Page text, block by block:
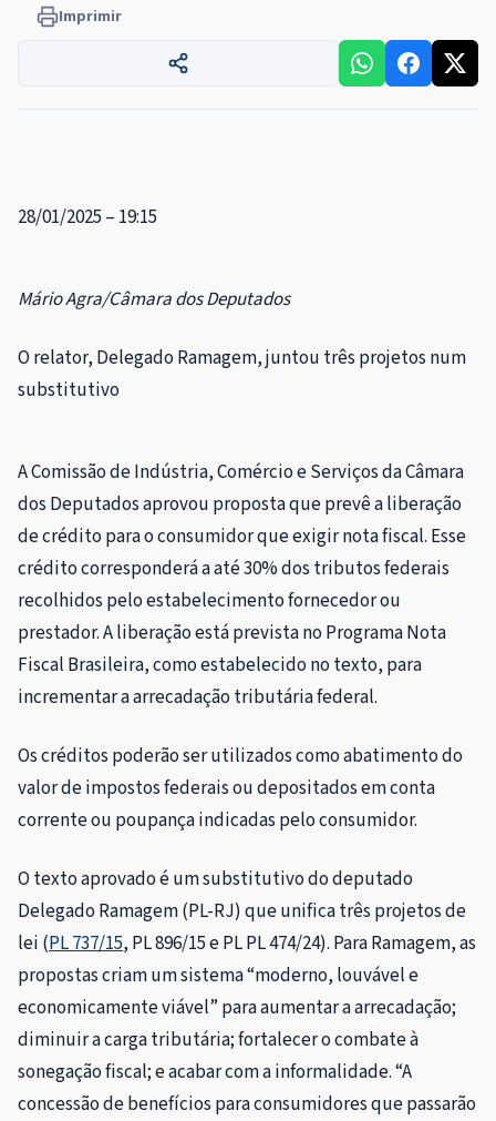
Imprimir
28/01/2025 – 19:15
Mário Agra/Câmara dos Deputados
O relator, Delegado Ramagem, juntou três projetos num
substitutivo
A Comissão de Indústria, Comércio e Serviços da Câmara
dos Deputados aprovou proposta que prevê a liberação
de crédito para o consumidor que exigir nota fiscal. Esse
crédito corresponderá a até 30% dos tributos federais
recolhidos pelo estabelecimento fornecedor ou
prestador. A liberação está prevista no Programa Nota
Fiscal Brasileira, como estabelecido no texto, para
incrementar a arrecadação tributária federal.
Os créditos poderão ser utilizados como abatimento do
valor de impostos federais ou depositados em conta
corrente ou poupança indicadas pelo consumidor.
O texto aprovado é umsubstitutivodo deputado
Delegado Ramagem (PL-RJ) que unifica três projetos de
lei (PL 737/15, PL 896/15 e PL PL 474/24). Para Ramagem, as
propostas criam um sistema “moderno, louvável e
economicamente viável” para aumentar a arrecadação;
diminuir a carga tributária; fortalecer o combate à
sonegação fiscal; e acabar com a informalidade. “A
concessão de benefícios para consumidores que passarão